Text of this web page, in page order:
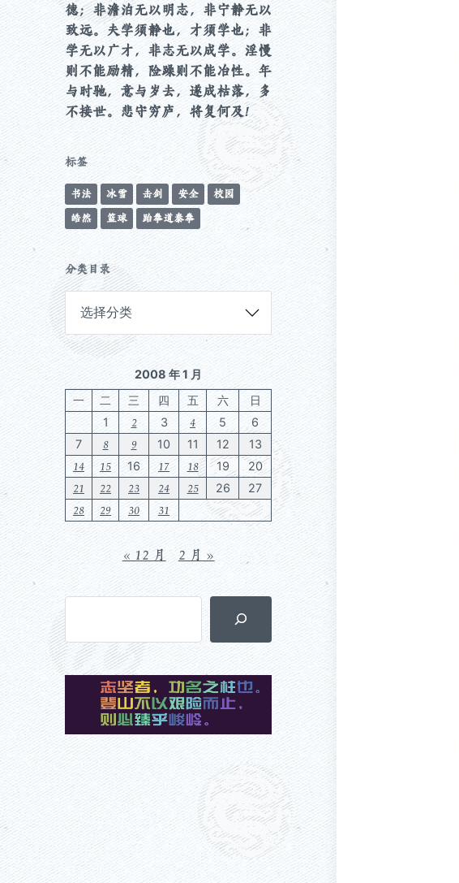
德；非澹泊无以明志，非宁静无以
致远。夫学须静也，才须学也；非
学无以广才，非志无以成学。淫慢
则不能励精，险躁则不能冶性。年
与时驰，意与岁去，遂成枯落，多
不接世。悲守穷庐，将复何及！
标签
书法 冰雪 击剑 安全
校园
皓然
篮球 跆拳道泰拳
分类目录
分
类
目
录
2008 年 1 月
一
二 三 四 五 六
日
1
2 3 4 5
6
7
8 9 10 11 12 13
14 15 16 17 18 19 20
21 22 23 24 25 26 27
28 29 30 31
« 12 月 2 月 »